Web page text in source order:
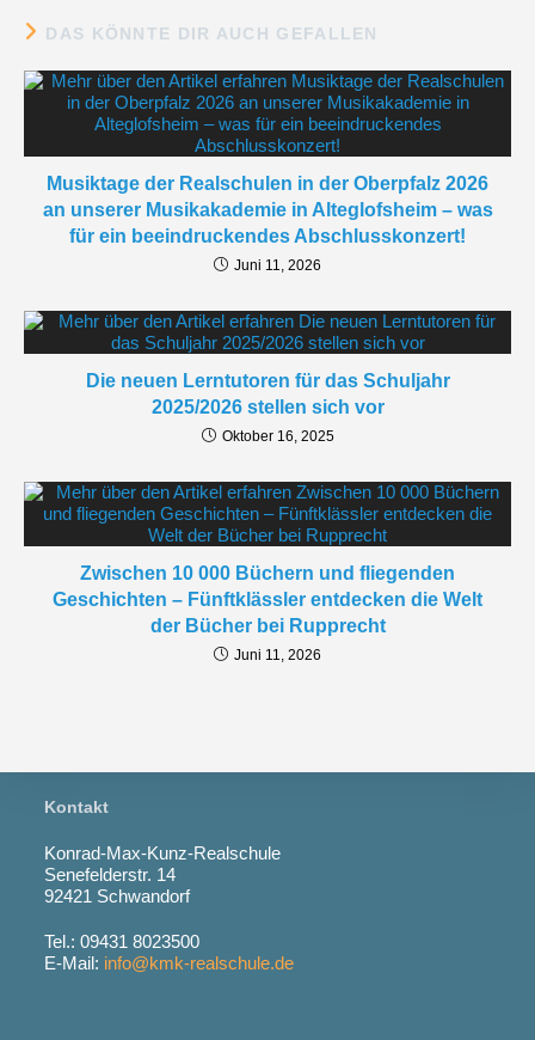
DAS KÖNNTE DIR AUCH GEFALLEN
Musiktage der Realschulen in der Oberpfalz 2026
an unserer Musikakademie in Alteglofsheim – was
für ein beeindruckendes Abschlusskonzert!
Juni 11, 2026
Die neuen Lerntutoren für das Schuljahr
2025/2026 stellen sich vor
Oktober 16, 2025
Zwischen 10 000 Büchern und fliegenden
Geschichten – Fünftklässler entdecken die Welt
der Bücher bei Rupprecht
Juni 11, 2026
Kontakt
Konrad-Max-Kunz-Realschule
Senefelderstr. 14
92421 Schwandorf
Tel.: 09431 8023500
E-Mail: info@kmk-realschule.de